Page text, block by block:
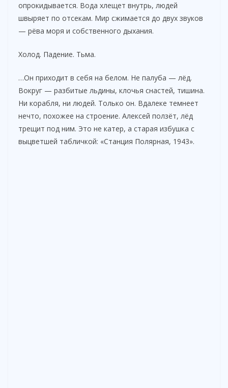
опрокидывается. Вода хлещет внутрь, людей
швыряет по отсекам. Мир сжимается до двух звуков
— рёва моря и собственного дыхания.
Холод. Падение. Тьма.
…Он приходит в себя на белом. Не палуба — лёд.
Вокруг — разбитые льдины, клочья снастей, тишина.
Ни корабля, ни людей. Только он. Вдалеке темнеет
нечто, похожее на строение. Алексей ползёт, лёд
трещит под ним. Это не катер, а старая избушка с
выцветшей табличкой: «Станция Полярная, 1943».